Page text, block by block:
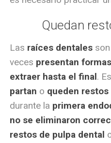
Quedan
Las raíces dentales
veces presentan
extraer hasta el final.
partan o queden
durante la primera
no se eliminaron
restos de pulpa dental